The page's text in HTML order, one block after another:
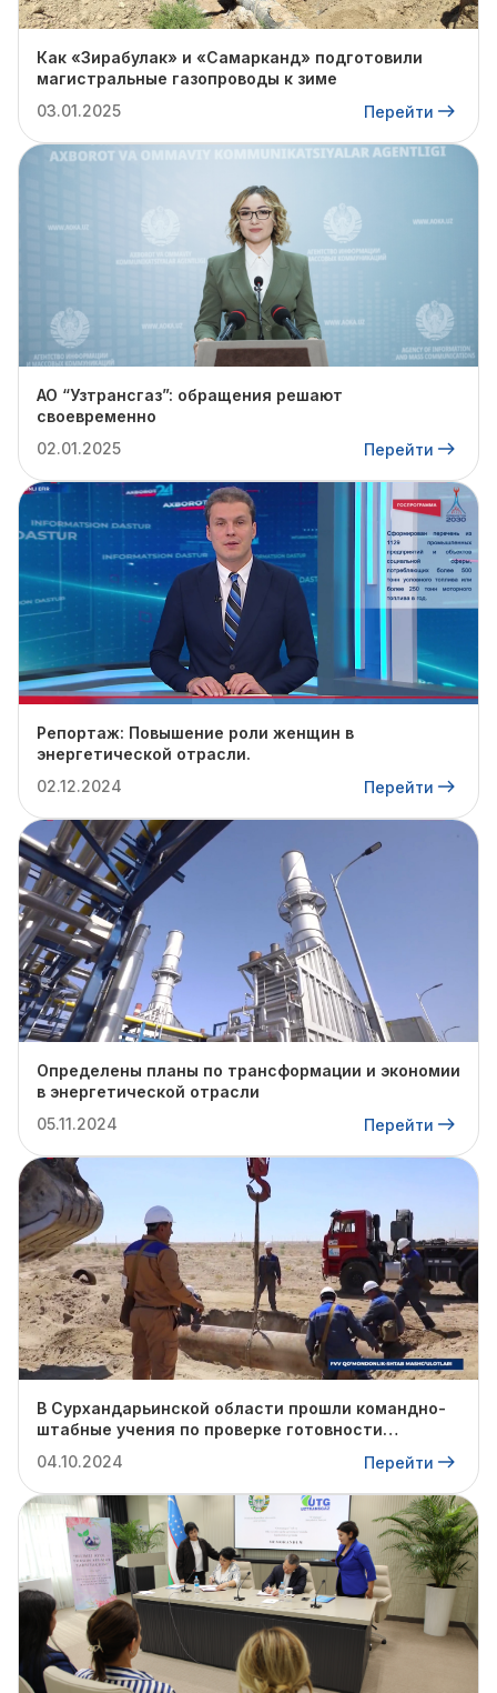
Как «Зирабулак» и «Самарканд» подготовили
магистральные газопроводы к зиме
03.01.2025
Перейти
АО “Узтрансгаз”: обращения решают
своевременно
02.01.2025
Перейти
Репортаж: Повышение роли женщин в
энергетической отрасли.
02.12.2024
Перейти
Определены планы по трансформации и экономии
в энергетической отрасли
05.11.2024
Перейти
В Сурхандарьинской области прошли командно-
штабные учения по проверке готовности
отопительному сезону.
04.10.2024 Перейти